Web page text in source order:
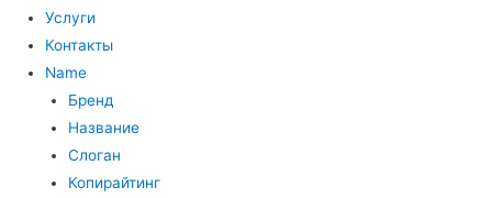
Услуги
Контакты
Name
Бренд
Название
Слоган
Копирайтинг